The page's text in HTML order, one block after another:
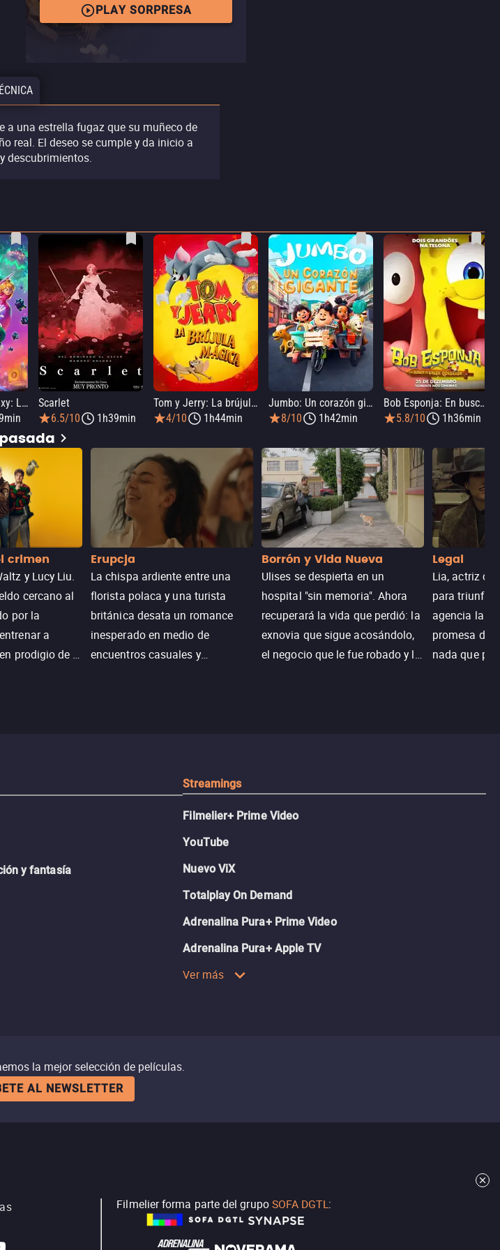
PLAY SORPRESA
a una estrella fugaz que su muñeco de
real. El deseo se cumple y da inicio a
descubrimientos.
Super Mario Galaxy: La película
Scarlet
6.5/10
1h39min
Tom y Jerry: La brújula mágica
4/10
1h44min
Jumbo: Un corazón gigante
8/10
1h42min
Bob Esponja: En busca de los pantalones cuadrados
5.8/10
1h36min
crimen
y Lucy Liu.
cercano al
por la
a
prodigio de la
Erupcja
La chispa ardiente entre una
florista polaca y una turista
británica desata un romance
inesperado en medio de
encuentros casuales y
Borrón y Vida Nueva
Ulises se despierta en un
hospital "sin memoria". Ahora
recuperará la vida que perdió: la
exnovia que sigue acosándolo,
el negocio que le fue robado y la
Legal
Lia, actriz
para triunfar
agencia la
promesa de
nada que
y fantasía
Streamings
Filmelier+ Prime Video
YouTube
Nuevo ViX
Totalplay On Demand
Adrenalina Pura+ Prime Video
Adrenalina Pura+ Apple TV
Ver más
la mejor selección de películas.
AL NEWSLETTER
Filmelier forma parte del grupoSOFA DGTL: